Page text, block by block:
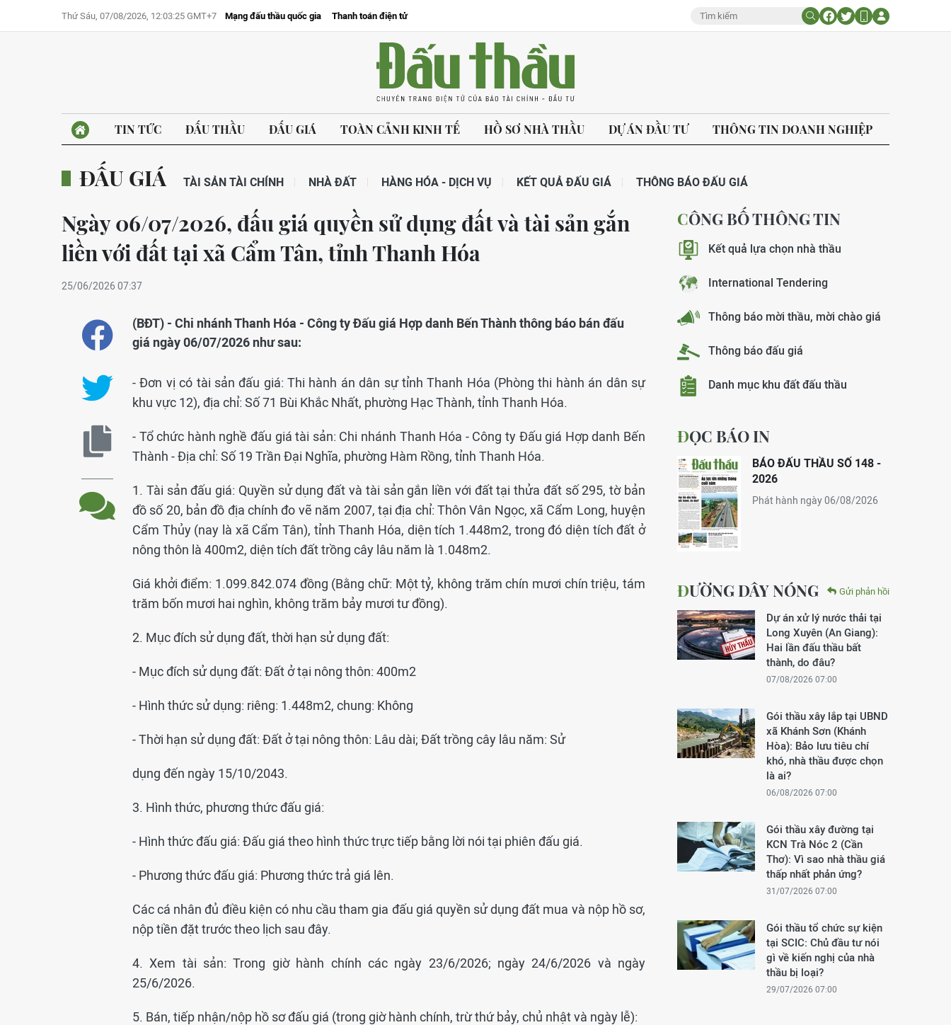
Thứ Sáu, 07/08/2026, 12:03:25 GMT+7 Mạng đấu thầu quốc gia Thanh toán điện tử
TIN TỨC ĐẤU THẦU ĐẤU GIÁ TOÀN CẢNH KINH TẾ HỒ SƠ NHÀ THẦU DỰ ÁN ĐẦU TƯ THÔNG TIN DOANH NGHIỆP
ĐẤU GIÁ TÀI SẢN TÀI CHÍNH NHÀ ĐẤT HÀNG HÓA - DỊCH VỤ KẾT QUẢ ĐẤU GIÁ THÔNG BÁO ĐẤU GIÁ
Ngày 06/07/2026, đấu giá quyền sử dụng đất và tài sản gắn
liền với đất tại xã Cẩm Tân, tỉnh Thanh Hóa
25/06/2026 07:37
(BĐT) - Chi nhánh Thanh Hóa - Công ty Đấu giá Hợp danh Bến Thành thông báo bán đấu
giá ngày 06/07/2026 như sau:
- Đơn vị có tài sản đấu giá: Thi hành án dân sự tỉnh Thanh Hóa (Phòng thi hành án dân sự
khu vực 12), địa chỉ: Số 71 Bùi Khắc Nhất, phường Hạc Thành, tỉnh Thanh Hóa.
- Tổ chức hành nghề đấu giá tài sản: Chi nhánh Thanh Hóa - Công ty Đấu giá Hợp danh Bến
Thành - Địa chỉ: Số 19 Trần Đại Nghĩa, phường Hàm Rồng, tỉnh Thanh Hóa.
1. Tài sản đấu giá: Quyền sử dụng đất và tài sản gắn liền với đất tại thửa đất số 295, tờ bản
đồ số 20, bản đồ địa chính đo vẽ năm 2007, tại địa chỉ: Thôn Vân Ngọc, xã Cẩm Long, huyện
Cẩm Thủy (nay là xã Cẩm Tân), tỉnh Thanh Hóa, diện tích 1.448m2, trong đó diện tích đất ở
nông thôn là 400m2, diện tích đất trồng cây lâu năm là 1.048m2.
Giá khởi điểm: 1.099.842.074 đồng (Bằng chữ: Một tỷ, không trăm chín mươi chín triệu, tám
trăm bốn mươi hai nghìn, không trăm bảy mươi tư đồng).
2. Mục đích sử dụng đất, thời hạn sử dụng đất:
- Mục đích sử dụng đất: Đất ở tại nông thôn: 400m2
- Hình thức sử dụng: riêng: 1.448m2, chung: Không
- Thời hạn sử dụng đất: Đất ở tại nông thôn: Lâu dài; Đất trồng cây lâu năm: Sử
dụng đến ngày 15/10/2043.
3. Hình thức, phương thức đấu giá:
- Hình thức đấu giá: Đấu giá theo hình thức trực tiếp bằng lời nói tại phiên đấu giá.
- Phương thức đấu giá: Phương thức trả giá lên.
Các cá nhân đủ điều kiện có nhu cầu tham gia đấu giá quyền sử dụng đất mua và nộp hồ sơ,
nộp tiền đặt trước theo lịch sau đây.
4. Xem tài sản: Trong giờ hành chính các ngày 23/6/2026; ngày 24/6/2026 và ngày
25/6/2026.
5. Bán, tiếp nhận/nộp hồ sơ đấu giá (trong giờ hành chính, trừ thứ bảy, chủ nhật và ngày lễ):
CÔNG BỐ THÔNG TIN
Kết quả lựa chọn nhà thầu
International Tendering
Thông báo mời thầu, mời chào giá
Thông báo đấu giá
Danh mục khu đất đấu thầu
ĐỌC BÁO IN
BÁO ĐẤU THẦU SỐ 148 -
2026
Phát hành ngày 06/08/2026
ĐƯỜNG DÂY NÓNG Gửi phản hồi
Dự án xử lý nước thải tại
Long Xuyên (An Giang):
Hai lần đấu thầu bất
thành, do đâu?
07/08/2026 07:00
Gói thầu xây lắp tại UBND
xã Khánh Sơn (Khánh
Hòa): Bảo lưu tiêu chí
khó, nhà thầu được chọn
là ai?
06/08/2026 07:00
Gói thầu xây đường tại
KCN Trà Nóc 2 (Cần
Thơ): Vì sao nhà thầu giá
thấp nhất phản ứng?
31/07/2026 07:00
Gói thầu tổ chức sự kiện
tại SCIC: Chủ đầu tư nói
gì về kiến nghị của nhà
thầu bị loại?
29/07/2026 07:00